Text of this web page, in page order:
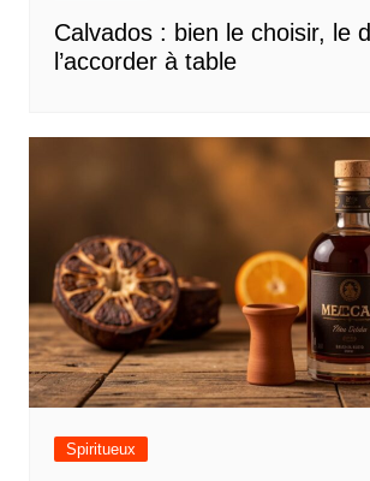
Calvados : bien le choisir, le
l’accorder à table
Spiritueux